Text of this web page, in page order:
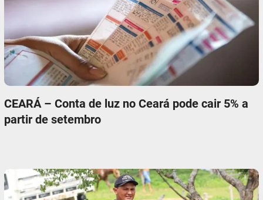
CEARÁ – Conta de luz no Ceará pode cair 5% a
partir de setembro